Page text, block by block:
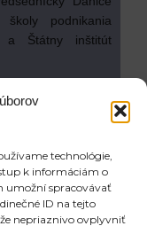
technológie,
k informáciám o
umožní spracovávať
ID na tejto
nepriaznivo ovplyvniť
podnikania
a Štátny inštitút